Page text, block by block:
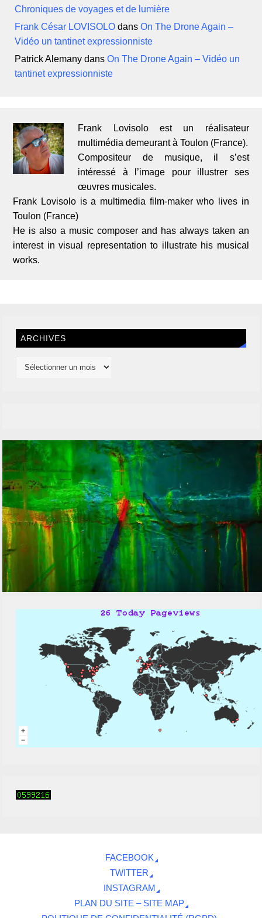
Chroniques de voyages et de lumière
Frank César LOVISOLO dansOn The Drone Again –
Vidéo un tantinet expressionniste
Patrick Alemany dansOn The Drone Again – Vidéo un
tantinet expressionniste
Frank Lovisolo est un réalisateur
multimédia demeurant à Toulon (France).
Compositeur de musique, il s’est
intéressé à l’image pour illustrer ses
œuvres musicales.
Frank Lovisolo is a multimedia film-maker who lives in
Toulon (France)
He is also a music composer and has always taken an
interest in visual representation to illustrate his musical
works.
ARCHIVES
FACEBOOK
TWITTER
INSTAGRAM
PLAN DU SITE – SITE MAP